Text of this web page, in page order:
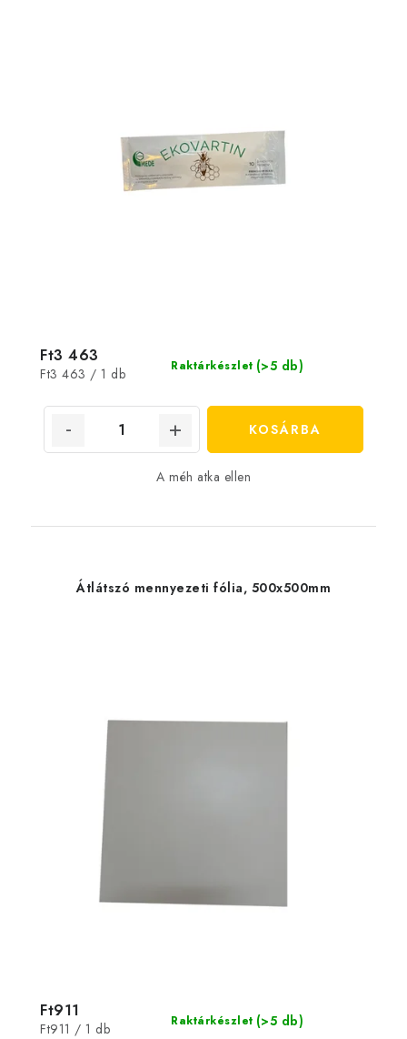
Raktárkészlet (>5 db)
Ft3 463
Egységár:
Ft3 463 / 1 db
KOSÁRBA
A méh atka ellen
Átlátszó mennyezeti fólia, 500x500mm
Raktárkészlet (>5 db)
Ft911
Egységár:
Ft911 / 1 db